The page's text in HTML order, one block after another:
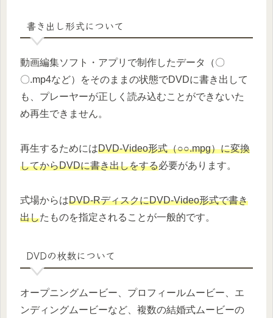
書き出し形式について
動画編集ソフト・アプリで制作したデータ（〇
〇.mp4など）をそのままの状態でDVDに書き出して
も、プレーヤーが正しく読み込むことができないた
め再生できません。
再生するためにはDVD-Video形式（○○.mpg）に変換
してからDVDに書き出しをする必要があります。
式場からはDVD-RディスクにDVD-Video形式で書き
出したものを指定されることが一般的です。
DVDの枚数について
オープニングムービー、プロフィールムービー、エ
ンディングムービーなど、複数の結婚式ムービーの